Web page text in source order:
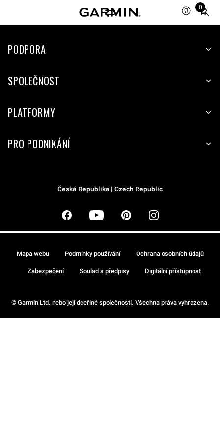
0
Total
items
cart:
PODPORA
SPOLEČNOST
PLATFORMY
PRO PODNIKÁNÍ
Česká Republika | Czech Republic
© Garmin Ltd. nebo její dceřiné společnosti. Všechna práva vyhrazena.
Mapa webu Podmínky používání Ochrana osobních údajů
Zabezpečení Soulad s předpisy Digitální přístupnost